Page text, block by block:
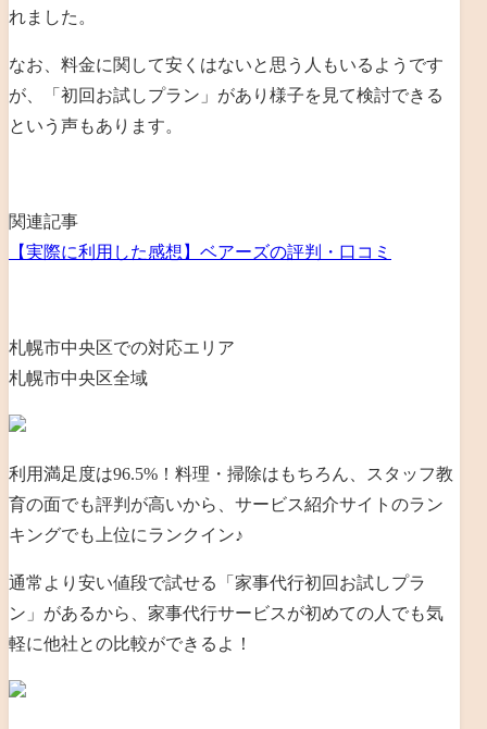
れました。
なお、料金に関して安くはないと思う人もいるようです
が、「初回お試しプラン」があり様子を見て検討できる
という声もあります。
関連記事
【実際に利用した感想】ベアーズの評判・口コミ
札幌市中央区での対応エリア
札幌市中央区全域
利用満足度は96.5%！料理・掃除はもちろん、スタッフ教
育の面でも評判が高いから、サービス紹介サイトのラン
キングでも上位にランクイン♪
通常より安い値段で試せる「家事代行初回お試しプラ
ン」があるから、家事代行サービスが初めての人でも気
軽に他社との比較ができるよ！